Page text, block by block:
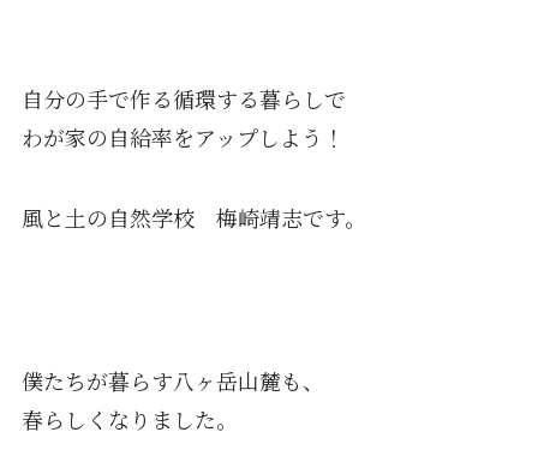
自分の手で作る循環する暮らしで
わが家の自給率をアップしよう！
風と土の自然学校 梅崎靖志です。
僕たちが暮らす八ヶ岳山麓も、
春らしくなりました。